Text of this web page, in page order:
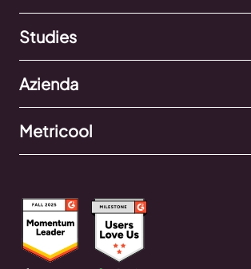
Studies
Azienda
Metricool